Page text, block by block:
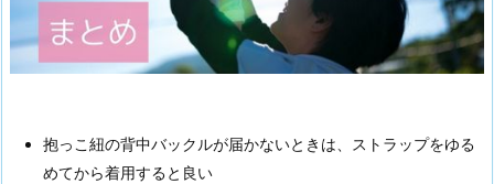
抱っこ紐の背中バックルが届かないときは、ストラップをゆる
めてから着用すると良い